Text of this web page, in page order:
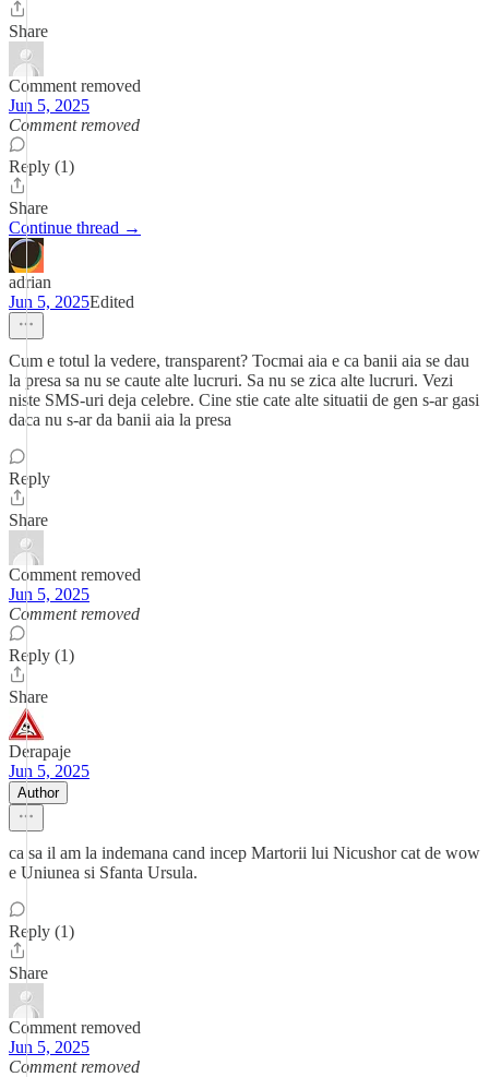
Share
Comment removed
Jun 5, 2025
Comment removed
Reply (1)
Share
Continue thread →
adrian
Jun 5, 2025Edited
Cum e totul la vedere, transparent? Tocmai aia e ca banii aia se dau
la presa sa nu se caute alte lucruri. Sa nu se zica alte lucruri. Vezi
niste SMS-uri deja celebre. Cine stie cate alte situatii de gen s-ar gasi
daca nu s-ar da banii aia la presa
Reply
Share
Comment removed
Jun 5, 2025
Comment removed
Reply (1)
Share
Derapaje
Jun 5, 2025
Author
ca sa il am la indemana cand incep Martorii lui Nicushor cat de wow
e Uniunea si Sfanta Ursula.
Reply (1)
Share
Comment removed
Jun 5, 2025
Comment removed